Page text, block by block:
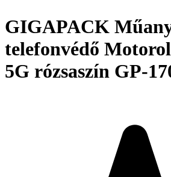
GIGAPACK
telefonvédő
5G rózsaszín GP-